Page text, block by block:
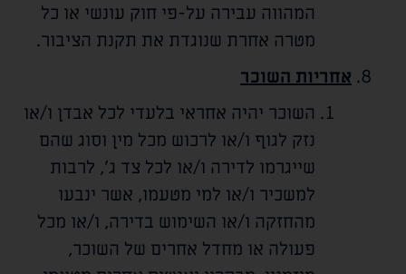
המהווה עבירה על-פי חוק עונשי או כל
מטרה אחרת שנוגדת את תקנת הציבור.
אחריות השוכר
השוכר יהיה אחראי בלעדי לכל אבדן ו/או
נזק לגוף ו/או לרכוש מכל מין וסוג שהם
שייגרמו לדירה ו/או לכל צד ג', לרבות
למשכיר ו/או למי מטעמו, אשר ינבעו
מהחזקה ו/או השימוש בדירה, ו/או מכל
פעולה או מחדל אחרים של השוכר,